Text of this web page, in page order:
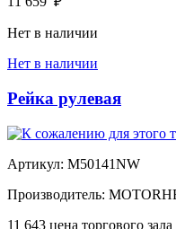
Нет в наличии
Нет в наличии
Рейка рулевая
Артикул: M50141NW
Производитель:
11 643 цена торгового зала